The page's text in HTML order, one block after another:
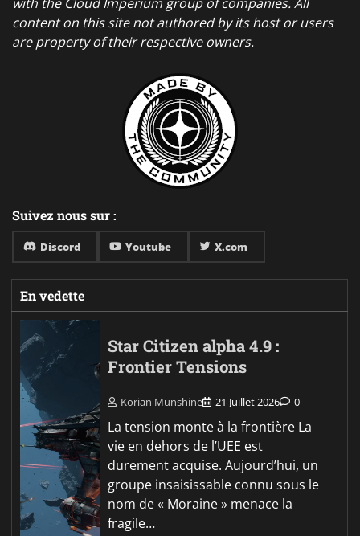
with the Cloud Imperium group of companies. All
content on this site not authored by its host or users
are property of their respective owners.
Suivez nous sur :
Discord Youtube X.com
En vedette
Star Citizen alpha 4.9 :
Frontier Tensions
Korian Munshine 21 Juillet 2026 0
La tension monte à la frontière La
vie en dehors de l’UEE est
durement acquise. Aujourd’hui, un
groupe insaisissable connu sous le
nom de « Moraine » menace la
fragile…